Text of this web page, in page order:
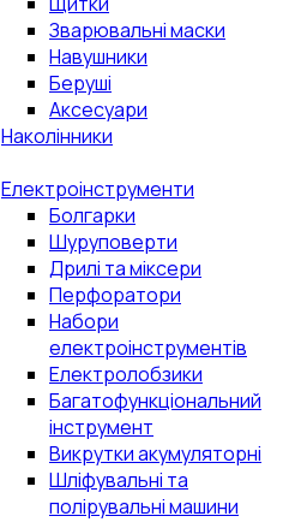
Зварювальні маски
Навушники
Беруші
Аксесуари
Наколінники
Електроінструменти
Болгарки
Шуруповерти
Дрилі та міксери
Перфоратори
Набори
електроінструментів
Електролобзики
Багатофункціональний
інструмент
Викрутки акумуляторні
Шліфувальні та
полірувальні машини